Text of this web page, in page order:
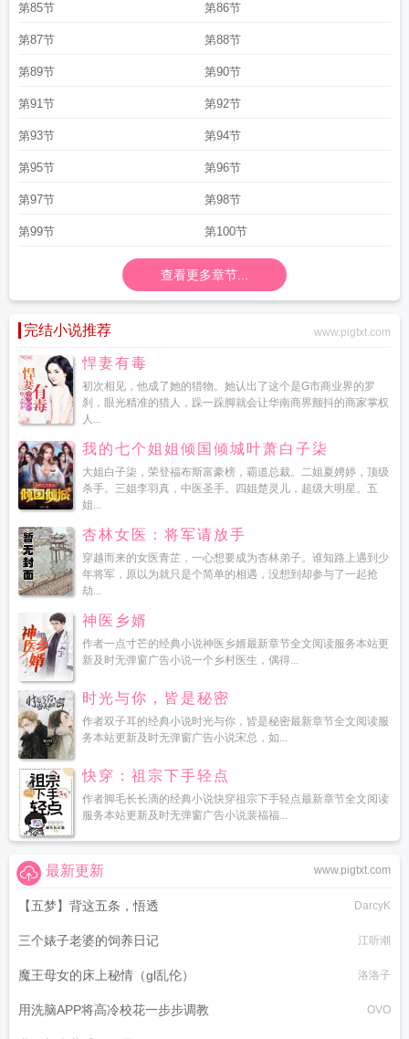
第85节 第86节
第87节 第88节
第89节 第90节
第91节 第92节
第93节 第94节
第95节 第96节
第97节 第98节
第99节 第100节
查看更多章节...
完结小说推荐 www.pigtxt.com
悍妻有毒
初次相见，他成了她的猎物。她认出了这个是G市商业界的罗
刹，眼光精准的猎人，跺一跺脚就会让华南商界颤抖的商家掌权
人...
我的七个姐姐倾国倾城叶萧白子柒
大姐白子柒，荣登福布斯富豪榜，霸道总裁。二姐夏娉婷，顶级
杀手。三姐李羽真，中医圣手。四姐楚灵儿，超级大明星。五
姐...
杏林女医：将军请放手
穿越而来的女医青芷，一心想要成为杏林弟子。谁知路上遇到少
年将军，原以为就只是个简单的相遇，没想到却参与了一起抢
劫...
神医乡婿
作者一点寸芒的经典小说神医乡婿最新章节全文阅读服务本站更
新及时无弹窗广告小说一个乡村医生，偶得...
时光与你，皆是秘密
作者双子耳的经典小说时光与你，皆是秘密最新章节全文阅读服
务本站更新及时无弹窗广告小说宋总，如...
快穿：祖宗下手轻点
作者脚毛长长滴的经典小说快穿祖宗下手轻点最新章节全文阅读
服务本站更新及时无弹窗广告小说裴福福...
www.pigtxt.com
最新更新
【五梦】背这五条，悟透 DarcyK
三个婊子老婆的饲养日记 江听潮
魔王母女的床上秘情（gl乱伦） 洛洛子
用洗脑APP将高冷校花一步步调教 OVO